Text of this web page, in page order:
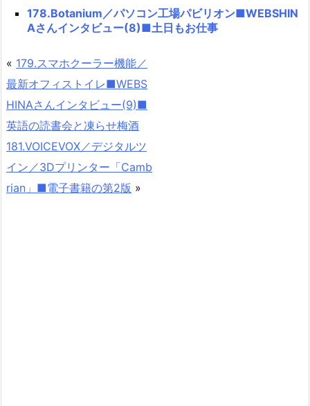
178.Botanium／パソコン工場パビリオン■WEBSHIN
Aさんインタビュー(8)■土日もお仕事
« 179.スマホクーラー機能／
最新オフィストイレ■WEBS
HINAさんインタビュー(9)■
英語の読書会と凍らせ梅酒
181.VOICEVOX／デジタルツ
イン／3Dプリンター「Camb
rian」■電子書籍の第2版 »